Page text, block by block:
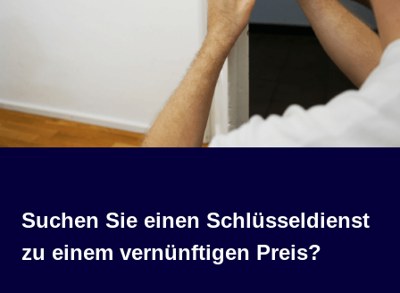
Suchen Sie einen Schlüsseldienst
zu einem vernünftigen Preis?